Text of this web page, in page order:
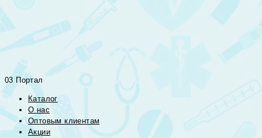
03 Портал
Каталог
О нас
Оптовым клиентам
Акции